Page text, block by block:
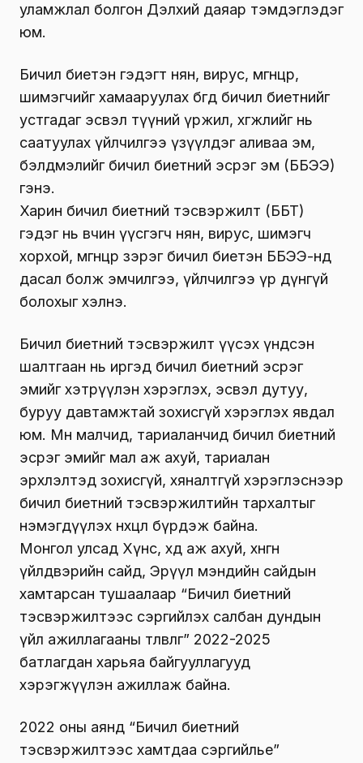
уламжлал болгон Дэлхий даяар тэмдэглэдэг
юм.
Бичил биетэн гэдэгт нян, вирус, мөөгөнцөр,
шимэгчийг хамааруулах бөгөөд бичил биетнийг
устгадаг эсвэл түүний үржил, хөгжлийг нь
саатуулах үйлчилгээ үзүүлдэг аливаа эм,
бэлдмэлийг бичил биетний эсрэг эм (ББЭЭ)
гэнэ.
Харин бичил биетний тэсвэржилт (ББТ)
гэдэг нь өвчин үүсгэгч нян, вирус, шимэгч
хорхой, мөөгөнцөр зэрэг бичил биетэн ББЭЭ-нд
дасал болж эмчилгээ, үйлчилгээ үр дүнгүй
болохыг хэлнэ.
Бичил биетний тэсвэржилт үүсэх үндсэн
шалтгаан нь иргэд бичил биетний эсрэг
эмийг хэтрүүлэн хэрэглэх, эсвэл дутуу,
буруу давтамжтай зохисгүй хэрэглэх явдал
юм. Мөн малчид, тариаланчид бичил биетний
эсрэг эмийг мал аж ахуй, тариалан
эрхлэлтэд зохисгүй, хяналтгүй хэрэглэснээр
бичил биетний тэсвэржилтийн тархалтыг
нэмэгдүүлэх нөхцөл бүрдэж байна.
Монгол улсад Хүнс, хөдөө аж ахуй, хөнгөн
үйлдвэрийн сайд, Эрүүл мэндийн сайдын
хамтарсан тушаалаар “Бичил биетний
тэсвэржилтээс сэргийлэх салбан дундын
үйл ажиллагааны төлөвлөгөө” 2022-2025
батлагдан харьяа байгууллагууд
хэрэгжүүлэн ажиллаж байна.
2022 оны аянд “Бичил биетний
тэсвэржилтээс хамтдаа сэргийлье”